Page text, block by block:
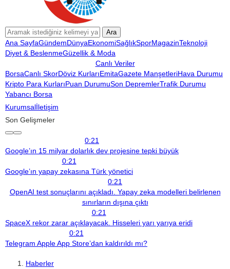
Ara
Ana SayfaGündemDünyaEkonomiSağlıkSporMagazinTeknoloji
Diyet & BeslenmeGüzellik & Moda
Canlı Veriler
BorsaCanlı SkorDöviz KurlarıEmitaGazete ManşetleriHava Durumu
Kripto Para KurlarıPuan DurumuSon DepremlerTrafik Durumu
Yabancı Borsa
Kurumsalİletişim
Son Gelişmeler
0:21
Google’ın 15 milyar dolarlık dev projesine tepki büyük
0:21
Google’ın yapay zekasına Türk yönetici
0:21
OpenAI test sonuçlarını açıkladı. Yapay zeka modelleri belirlenen
sınırların dışına çıktı
0:21
SpaceX rekor zarar açıklayacak. Hisseleri yarı yarıya eridi
0:21
Telegram Apple App Store’dan kaldırıldı mı?
Haberler